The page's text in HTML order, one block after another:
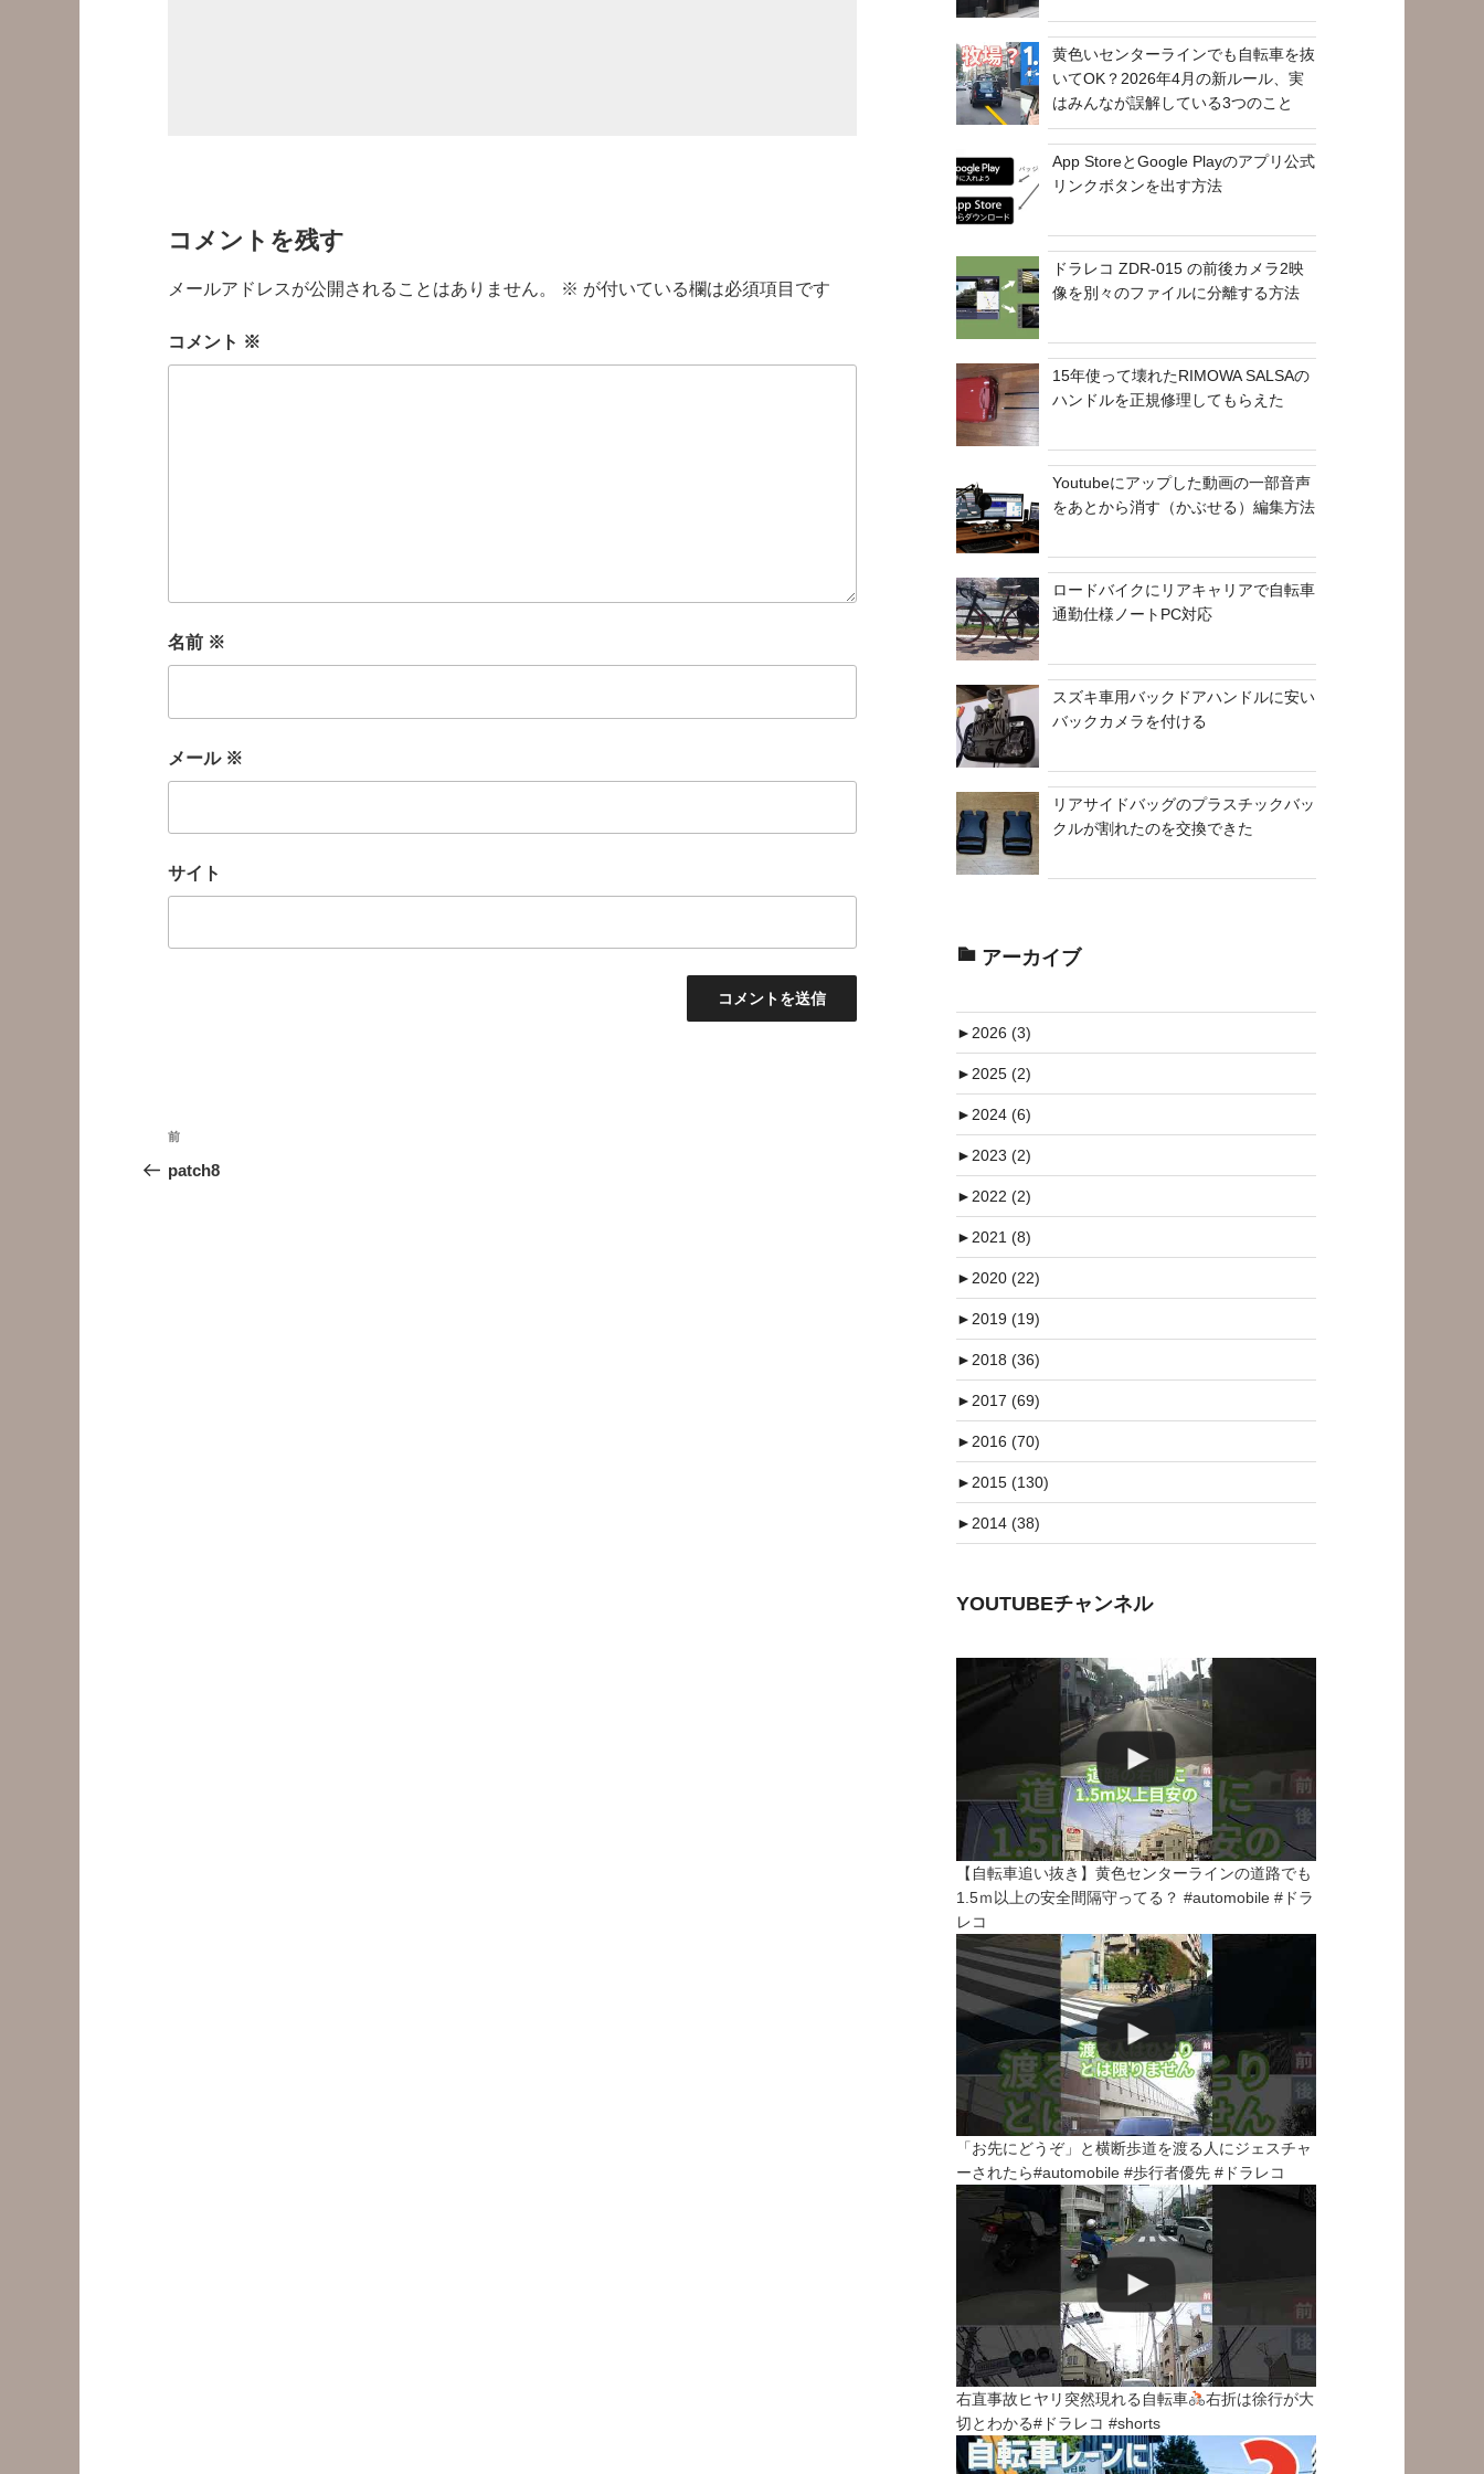
コメントを残す
メールアドレスが公開されることはありません。 ※ が付いている欄は必須項目です
コメント ※
名前 ※
メール ※
サイト
投
稿
前
の
前
patch8
黄色いセンターラインでも自転車を抜
いてOK？2026年4月の新ルール、実
はみんなが誤解している3つのこと
App StoreとGoogle Playのアプリ公式
リンクボタンを出す方法
ドラレコ ZDR-015 の前後カメラ2映
像を別々のファイルに分離する方法
15年使って壊れたRIMOWA SALSAの
ハンドルを正規修理してもらえた
Youtubeにアップした動画の一部音声
をあとから消す（かぶせる）編集方法
ロードバイクにリアキャリアで自転車
通勤仕様ノートPC対応
スズキ車用バックドアハンドルに安い
バックカメラを付ける
リアサイドバッグのプラスチックバッ
クルが割れたのを交換できた
アーカイブ
►2026 (3)
►2025 (2)
►2024 (6)
►2023 (2)
►2022 (2)
►2021 (8)
►2020 (22)
►2019 (19)
►2018 (36)
►2017 (69)
►2016 (70)
►2015 (130)
►2014 (38)
YOUTUBEチャンネル
【自転車追い抜き】黄色センターラインの道路でも
1.5ｍ以上の安全間隔守ってる？ #automobile #ドラ
レコ
「お先にどうぞ」と横断歩道を渡る人にジェスチャ
ーされたら#automobile #歩行者優先 #ドラレコ
右直事故ヒヤリ突然現れる自転車
右折は徐行が大
切とわかる#ドラレコ #shorts